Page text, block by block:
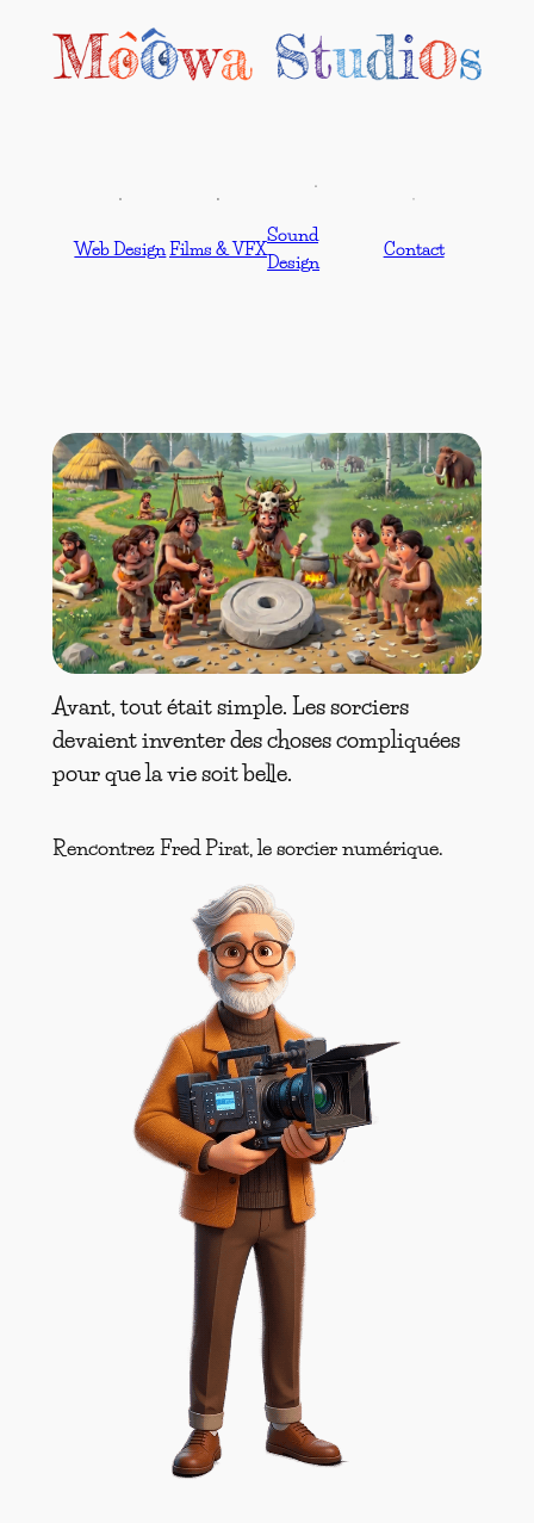
Web DesignFilms & VFX
Sound
Design
Contact
Avant, tout était simple. Les sorciers
devaient inventer des choses compliquées
pour que la vie soit belle.
Rencontrez Fred Pirat, le sorcier numérique.